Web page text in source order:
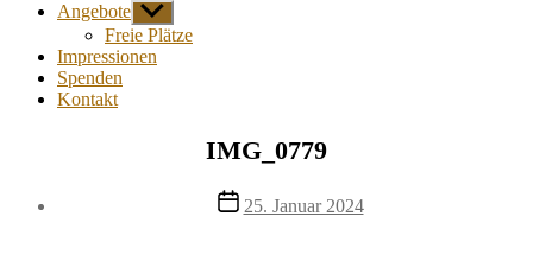
Angebote Untermenü
anzeigen
Freie Plätze
Impressionen
Spenden
Kontakt
IMG_0779
Beitragsdatum
25. Januar 2024